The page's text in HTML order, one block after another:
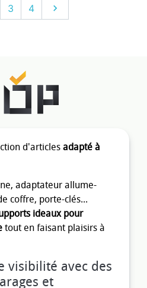
d'articles adapté à
adaptateur allume-
coffre, porte-clés...
ideaux pour
tout en faisant plaisirs à
visibilité avec des
et
3 4 Suivant
